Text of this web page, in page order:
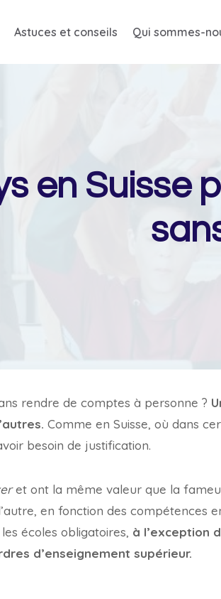
Astuces et conseils Qui sommes-
en Suisse
rendre de comptes à personne ?
Comme en Suisse, où dans
besoin de justification.
et ont la même valeur que la
en fonction des compétences
écoles obligatoires, à l’exception
d’enseignement supérieur.